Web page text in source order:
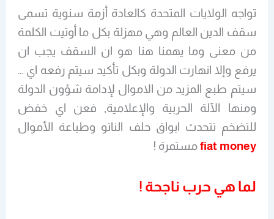
تواجه الولايات المتحدة كالعادة أزمة سنوية تسمى
سقف الدين العالم وهي مهزلة بكل ما أوتيت الكلمة
من معنى وما يهمنا هنا هو ان السقف يجب ان
يرفع وإلا انهارت الدولة وبكل تأكيد سيتم رفعه اي …
سيتم طبع المزيد من الاموال لإدامة شؤون الدولة
ومنها الآلة الحربية والإعلامية, فعن اي خفض
للتضخم تتحدث ابواق حلف الناتو وطباعة الأموال
fiat moneyمستمرة !
لما هي حرب ناجحة !